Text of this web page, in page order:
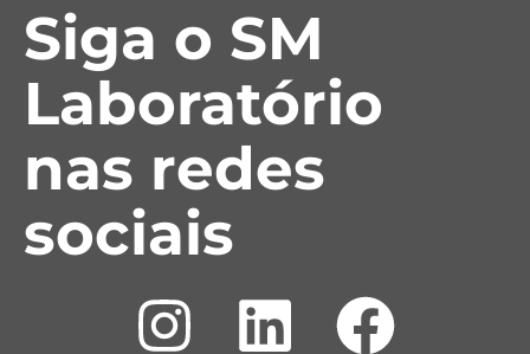
Siga o SM
Laboratório
nas redes
sociais